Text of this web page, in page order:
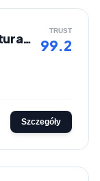
Prowansalska Manufaktura - Drewniane prezenty TRUST
99.2
Szczegóły